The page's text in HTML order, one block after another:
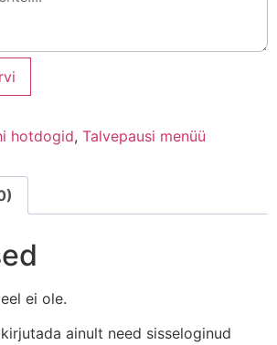
hotdogid, Talvepausi menüü
ei ole.
ainult need sisseloginud